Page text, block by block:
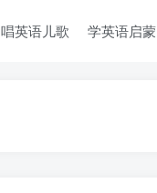
唱英语儿歌 学英语启蒙